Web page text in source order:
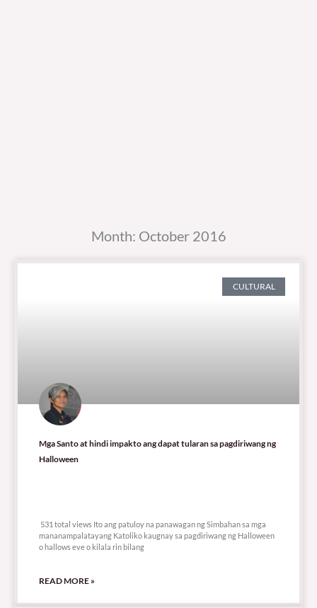
Month: October 2016
CULTURAL
Mga Santo at hindi impakto ang dapat tularan sa pagdiriwang ng
Halloween
531 total views Ito ang patuloy na panawagan ng Simbahan sa mga
mananampalatayang Katoliko kaugnay sa pagdiriwang ng Halloween
o hallows eve o kilala rin bilang
READ MORE »